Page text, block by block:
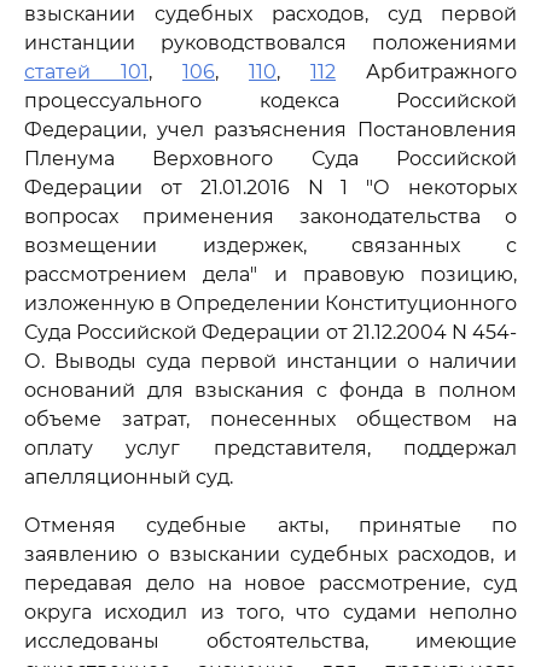
взыскании судебных расходов, суд первой
инстанции руководствовался положениями
статей 101, 106, 110, 112 Арбитражного
процессуального кодекса Российской
Федерации, учел разъяснения Постановления
Пленума Верховного Суда Российской
Федерации от 21.01.2016 N 1 "О некоторых
вопросах применения законодательства о
возмещении издержек, связанных с
рассмотрением дела" и правовую позицию,
изложенную в Определении Конституционного
Суда Российской Федерации от 21.12.2004 N 454-
О. Выводы суда первой инстанции о наличии
оснований для взыскания с фонда в полном
объеме затрат, понесенных обществом на
оплату услуг представителя, поддержал
апелляционный суд.
Отменяя судебные акты, принятые по
заявлению о взыскании судебных расходов, и
передавая дело на новое рассмотрение, суд
округа исходил из того, что судами неполно
исследованы обстоятельства, имеющие